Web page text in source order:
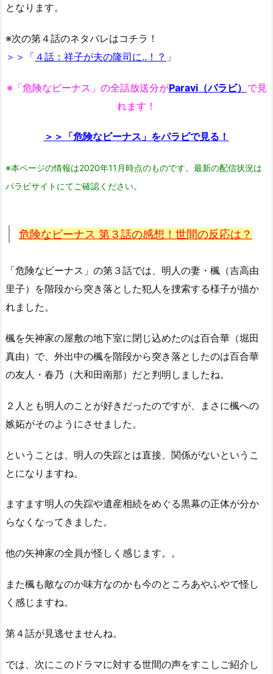
となります。
※次の第４話のネタバレはコチラ！
＞＞「 ４話：祥子が夫の隆司に..！？ 」
※「危険なビーナス」の全話放送分がParavi（パラビ） で見
れます！
＞＞「危険なビーナス」をパラビで見る！
※本ページの情報は2020年11月時点のものです。最新の配信状況は
パラビサイトにてご確認ください。
危険なビーナス 第３話の感想！世間の反応は？
「危険なビーナス」の第３話では、明人の妻・楓（吉高由
里子）を階段から突き落とした犯人を捜索する様子が描か
れました。
楓を矢神家の屋敷の地下室に閉じ込めたのは百合華（堀田
真由）で、外出中の楓を階段から突き落としたのは百合華
の友人・春乃（大和田南那）だと判明しましたね。
２人とも明人のことが好きだったのですが、まさに楓への
嫉妬がそのようにさせました。
ということは、明人の失踪とは直接、関係がないというこ
とになりますね。
ますます明人の失踪や遺産相続をめぐる黒幕の正体が分か
らなくなってきました。
他の矢神家の全員が怪しく感じます。。
また楓も敵なのか味方なのかも今のところあやふやで怪し
く感じますね。
第４話が見逃せませんね。
では、次にこのドラマに対する世間の声をすこしご紹介し